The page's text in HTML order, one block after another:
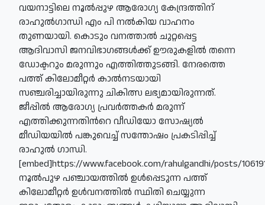
വയനാട്ടിലെ നൂൽപ്പുഴ ആരോഗ്യ കേന്ദ്രത്തിന്
രാഹുൽഗാന്ധി എം പി നൽകിയ വാഹനം
തുണയായി. കൊടും വനത്താൽ ചുറ്റപ്പെട്ട
ആദിവാസി ജനവിഭാഗങ്ങൾക്ക് ഊരുകളിൽ തന്നെ
ഡോക്ടറും മരുന്നും എത്തിത്തുടങ്ങി. നേരത്തെ
പത്ത് കിലോമീറ്റർ കാൽനടയായി
സഞ്ചരിച്ചായിരുന്നു ചികിത്സ ലഭ്യമായിരുന്നത്.
ജീപ്പിൽ ആരോഗ്യ പ്രവർത്തകർ മരുന്ന്
എത്തിക്കുന്നതിന്‍റെ വീഡിയോ സോഷ്യൽ
മീഡിയയിൽ പങ്കുവെച്ച് സന്തോഷം പ്രകടിപ്പിച്ച്
രാഹുൽ ഗാന്ധി.
[embed]https://www.facebook.com/rahulgandhi/posts/
നൂൽപുഴ പഞ്ചായത്തിൽ ഉൾപ്പെടുന്ന പത്ത്
കിലോമീറ്റർ ഉൾവനത്തിൽ സ്ഥിതി ചെയ്യുന്ന